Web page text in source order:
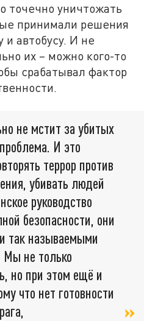
точечно уничтожать
принимали решения
и автобусу. И не
их – можно кого-то
срабатывал фактор
не мстит за убитых
И это
террор против
убивать людей
руководство
безопасности, они
так называемыми
не только
но при этом ещё и
что нет готовности